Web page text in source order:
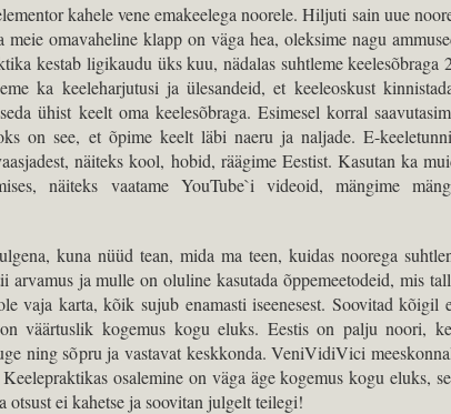
kahele vene emakeelega noorele. Hiljuti sain uue
meie omavaheline klapp on väga hea, oleksime nagu
kestab ligikaudu üks kuu, nädalas suhtleme keelesõbraga
ka keeleharjutusi ja ülesandeid, et keeleoskust
ühist keelt oma keelesõbraga. Esimesel korral
on see, et õpime keelt läbi naeru ja naljade. E-
näiteks kool, hobid, räägime Eestist. Kasutan ka
näiteks vaatame YouTube`i videoid, mängime
kuna nüüd tean, mida ma teen, kuidas noorega
arvamus ja mulle on oluline kasutada õppemeetodeid, mis
vaja karta, kõik sujub enamasti iseenesest. Soovitad kõigil
väärtuslik kogemus kogu eluks. Eestis on palju noori,
ning sõpru ja vastavat keskkonda. VeniVidiVici
osalemine on väga äge kogemus kogu eluks,
otsust ei kahetse ja soovitan julgelt teilegi!